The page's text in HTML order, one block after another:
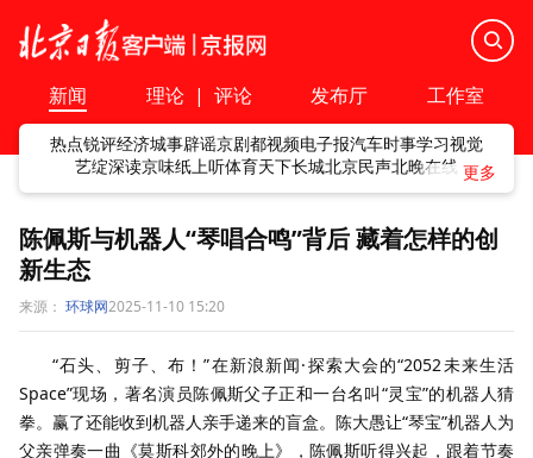
新闻 理论 | 评论 发布厅 工作室
热点锐评经济城事辟谣京剧都视频电子报汽车时事学习视觉
艺绽深读京味纸上听体育天下长城北京民声北晚在线
陈佩斯与机器人“琴唱合鸣”背后 藏着怎样的创
新生态
来源： 环球网2025-11-10 15:20
“石头、剪子、布！”在新浪新闻·探索大会的“2052未来生活
Space”现场，著名演员陈佩斯父子正和一台名叫“灵宝”的机器人猜
拳。赢了还能收到机器人亲手递来的盲盒。陈大愚让“琴宝”机器人为
父亲弹奏一曲《莫斯科郊外的晚上》，陈佩斯听得兴起，跟着节奏